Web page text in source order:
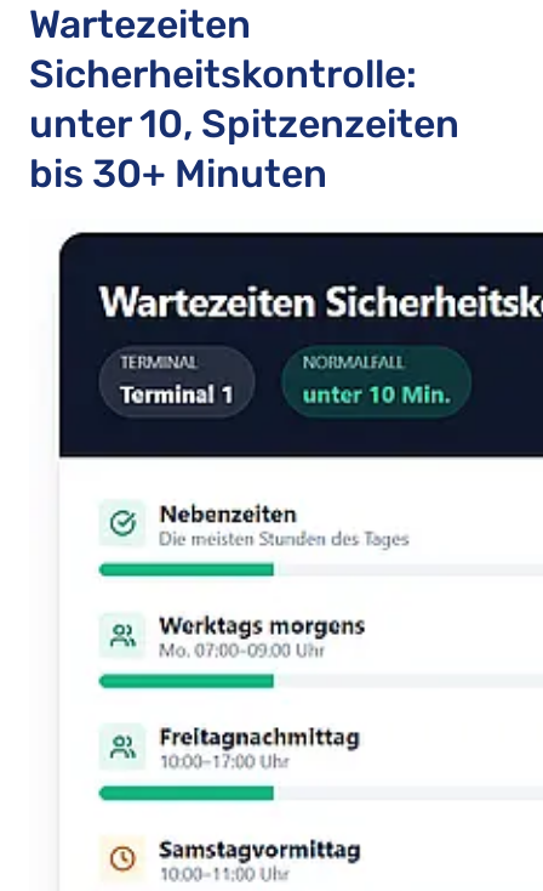
Wartezeiten
Sicherheitskontrolle:
unter 10, Spitzenzeiten
bis 30+ Minuten